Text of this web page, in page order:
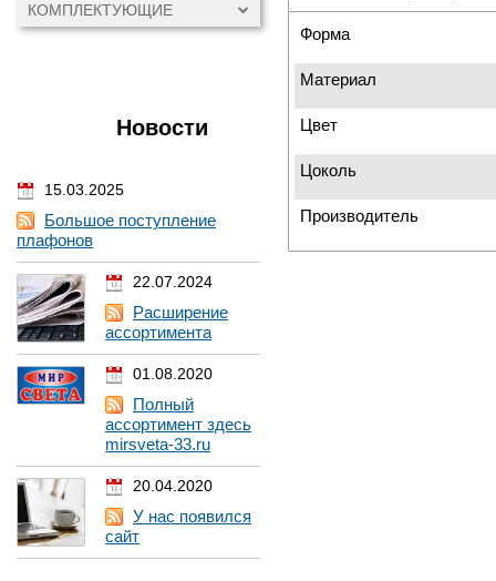
КОМПЛЕКТУЮЩИЕ
Новости
15.03.2025
Большое поступление
плафонов
22.07.2024
Расширение
ассортимента
01.08.2020
Полный
ассортимент здесь
mirsveta-33.ru
20.04.2020
У нас появился
сайт
Форма
Материал
Цвет
Цоколь
Производитель